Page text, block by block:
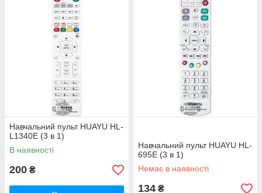
Навчальний пульт HUAYU HL-
L1340E (3 в 1)
В наявності
200 ₴
Навчальний пульт HUAYU HL-
695E (3 в 1)
Немає в наявності
134 ₴